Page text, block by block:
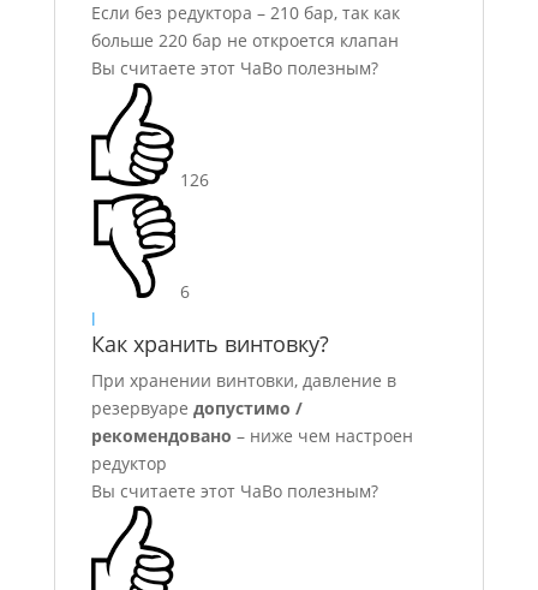
Если без редуктора – 210 бар, так как
больше 220 бар не откроется клапан
Вы считаете этот ЧаВо полезным?
126
6
l
Как хранить винтовку?
При хранении винтовки, давление в
резервуаре допустимо /
рекомендовано – ниже чем настроен
редуктор
Вы считаете этот ЧаВо полезным?